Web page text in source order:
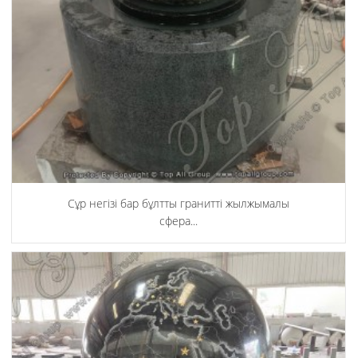
Сұр негізі бар бұлтты гранитті жылжымалы
сфера...